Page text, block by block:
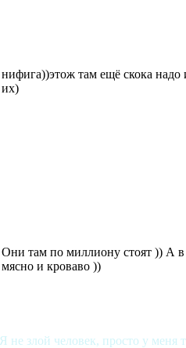
нифига))этож там ещё скока надо
их)
Они там по миллиону стоят )) А в
мясно и кроваво ))
Я не злой человек, просто у меня